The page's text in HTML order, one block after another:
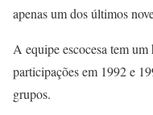
apenas um dos últimos
A equipe escocesa tem
participações em 1992 e
grupos.